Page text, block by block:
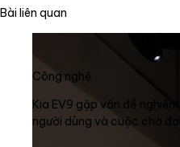
Bài liên quan
Công nghệ
Kia EV9 gặp vấn đề
người dùng và cuộc chờ